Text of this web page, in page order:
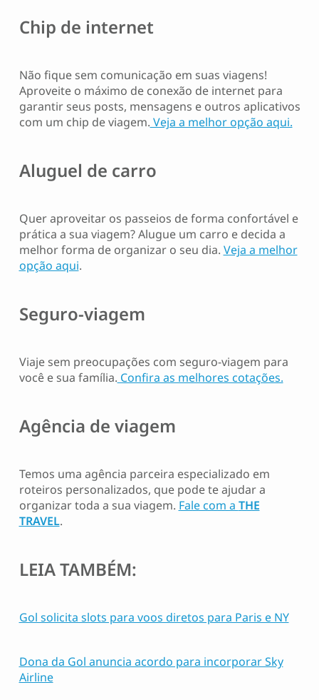
Chip de internet
Não fique sem comunicação em suas viagens!
Aproveite o máximo de conexão de internet para
garantir seus posts, mensagens e outros aplicativos
com um chip de viagem. Veja a melhor opção aqui.
Aluguel de carro
Quer aproveitar os passeios de forma confortável e
prática a sua viagem? Alugue um carro e decida a
melhor forma de organizar o seu dia. Veja a melhor
opção aqui.
Seguro-viagem
Viaje sem preocupações com seguro-viagem para
você e sua família. Confira as melhores cotações.
Agência de viagem
Temos uma agência parceira especializado em
roteiros personalizados, que pode te ajudar a
organizar toda a sua viagem. Fale com a THE
TRAVEL.
LEIA TAMBÉM:
Gol solicita slots para voos diretos para Paris e NY
Dona da Gol anuncia acordo para incorporar Sky
Airline